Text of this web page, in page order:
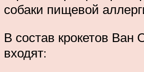
собаки пищевой
В состав крокетов Ван
входят: